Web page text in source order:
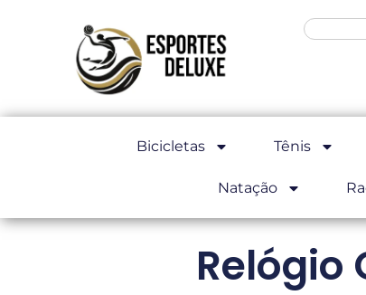
Bicicletas Tênis
Natação
Relógio